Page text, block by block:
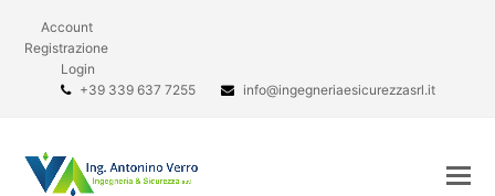
Account
Registrazione
Login
+39 339 637 7255
info@ingegneriaesicurezzasrl.it